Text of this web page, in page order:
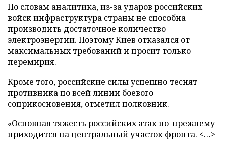
По словам аналитика, из-за ударов российских
войск инфраструктура страны не способна
производить достаточное количество
электроэнергии. Поэтому Киев отказался от
максимальных требований и просит только
перемирия.
Кроме того, российские силы успешно теснят
противника по всей линии боевого
соприкосновения, отметил полковник.
«Основная тяжесть российских атак по-прежнему
приходится на центральный участок фронта. <…>